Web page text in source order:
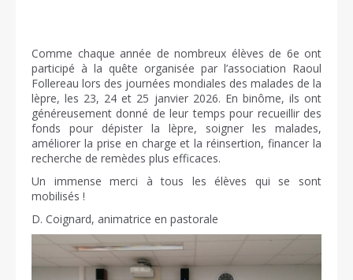
Comme chaque année de nombreux élèves de 6e ont
participé à la quête organisée par l’association Raoul
Follereau lors des journées mondiales des malades de la
lèpre, les 23, 24 et 25 janvier 2026. En binôme, ils ont
généreusement donné de leur temps pour recueillir des
fonds pour dépister la lèpre, soigner les malades,
améliorer la prise en charge et la réinsertion, financer la
recherche de remèdes plus efficaces.
Un immense merci à tous les élèves qui se sont
mobilisés !
D. Coignard, animatrice en pastorale